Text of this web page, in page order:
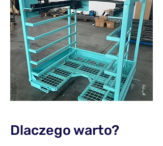
Dlaczego warto?